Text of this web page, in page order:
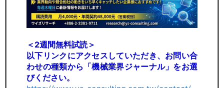
＜2週間無料試読＞
以下リンクにアクセスしていただき、お問い合
わせの種類から「機械業界ジャーナル」をお選
びください。